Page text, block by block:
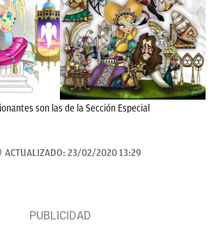
son las de la Sección Especial
ACTUALIZADO: 23/02/2020 13:29